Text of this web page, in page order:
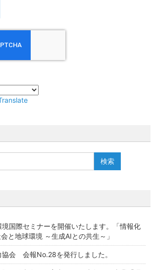
境国際セミナーを開催いたします。「情報化
と地球環境 ～生成AIとの共生～」
協会 会報No.28を発行しました。